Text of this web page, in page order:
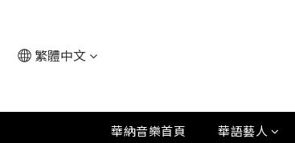
繁體中文
華納音樂首頁 華語藝人